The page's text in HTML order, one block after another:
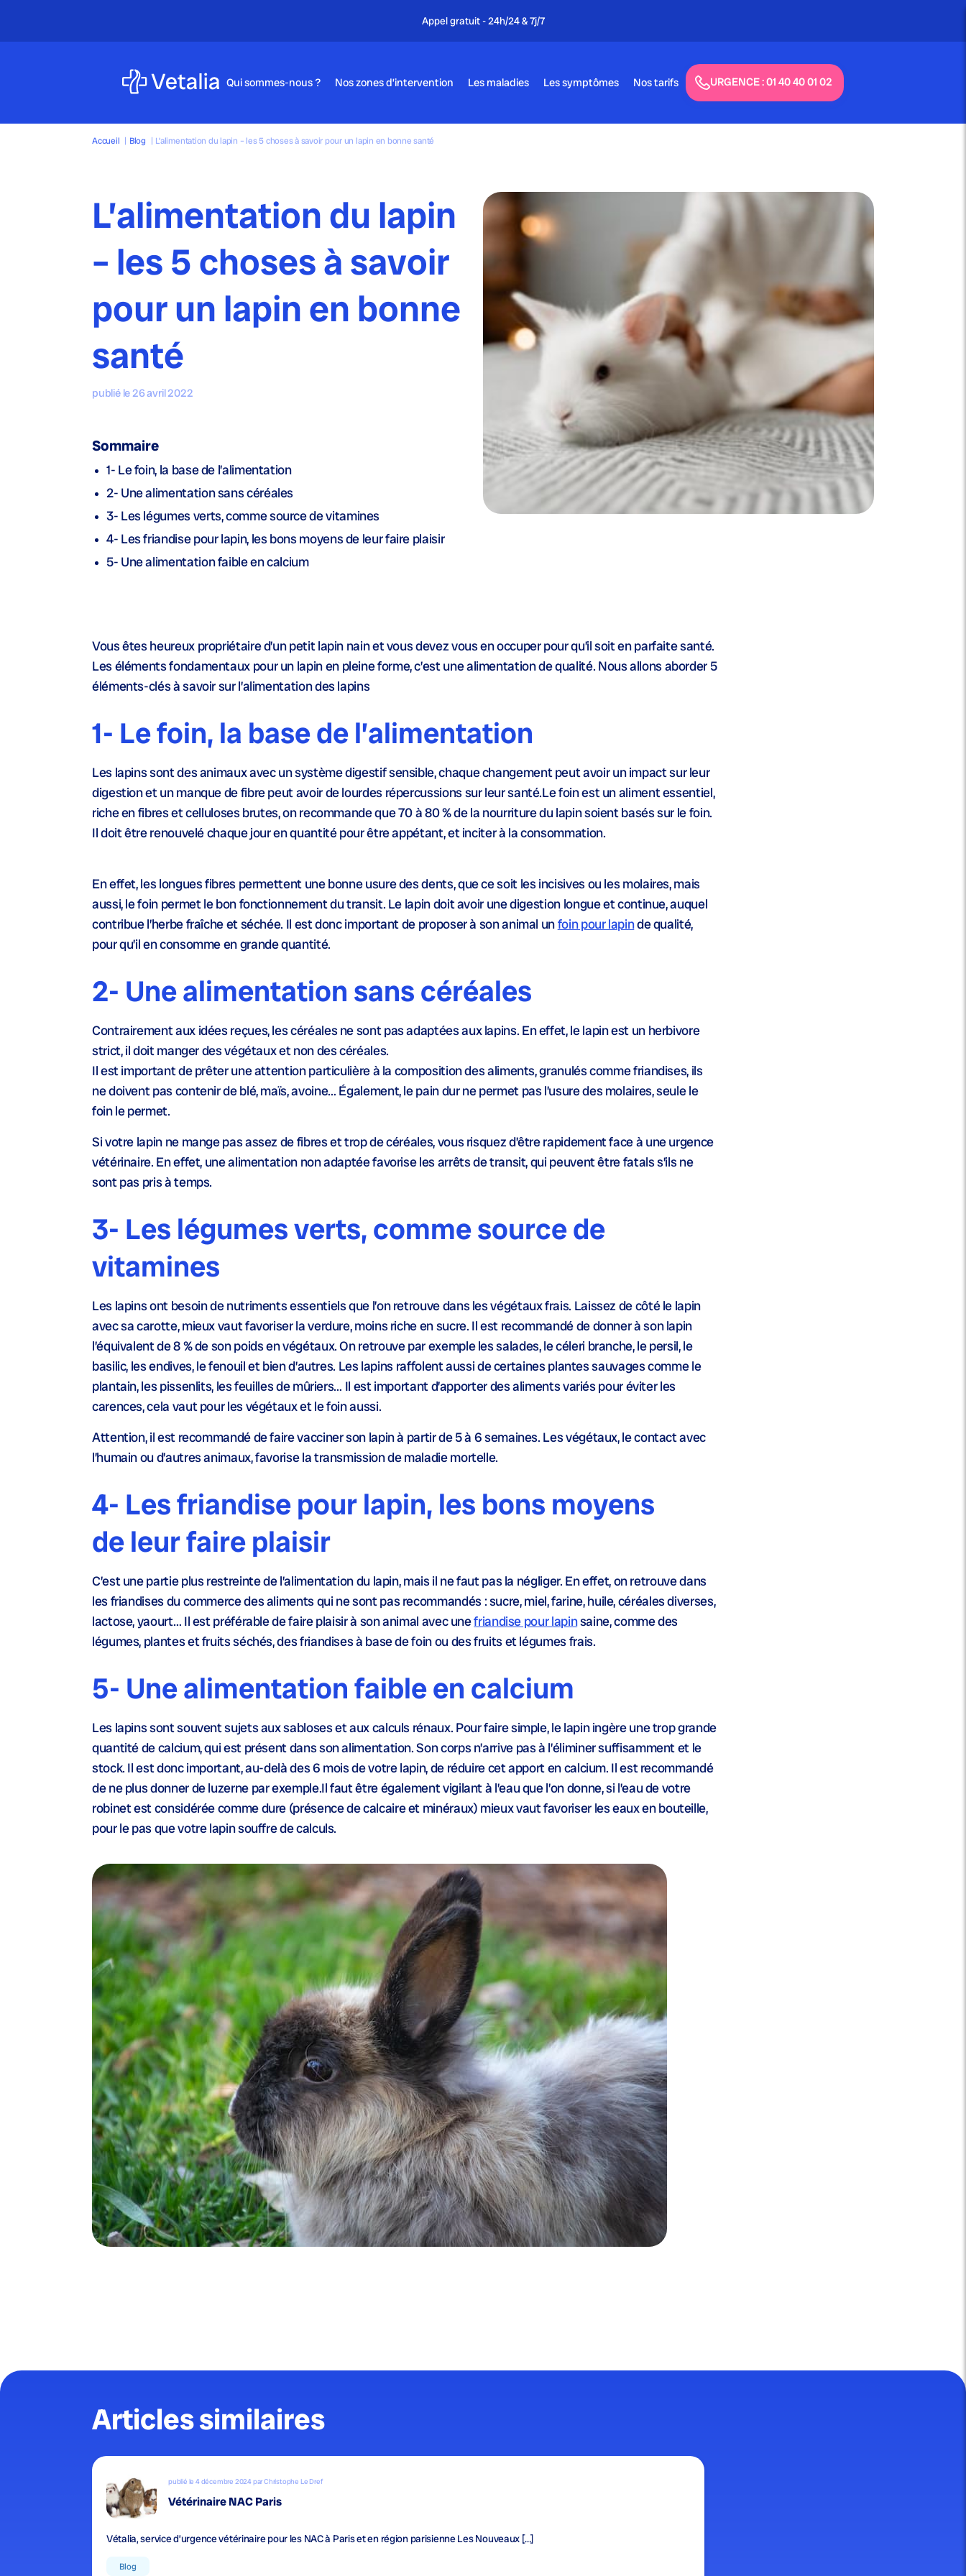
Appel gratuit - 24h/24 & 7j/7
Qui sommes-nous ? Nos zones d’intervention Les maladies Les symptômes Nos tarifs URGENCE : 01 40 40 01 02
Accueil | Blog | L’alimentation du lapin – les 5 choses à savoir pour un lapin en bonne santé
L’alimentation du lapin
– les 5 choses à savoir
pour un lapin en bonne
santé
publié le 26 avril 2022
Sommaire
1- Le foin, la base de l’alimentation
2- Une alimentation sans céréales
3- Les légumes verts, comme source de vitamines
4- Les friandise pour lapin, les bons moyens de leur faire plaisir
5- Une alimentation faible en calcium
Vous êtes heureux propriétaire d’un petit lapin nain et vous devez vous en occuper pour qu’il soit en parfaite santé.
Les éléments fondamentaux pour un lapin en pleine forme, c’est une alimentation de qualité. Nous allons aborder 5
éléments-clés à savoir sur l’alimentation des lapins
1- Le foin, la base de l’alimentation
Les lapins sont des animaux avec un système digestif sensible, chaque changement peut avoir un impact sur leur
digestion et un manque de fibre peut avoir de lourdes répercussions sur leur santé.Le foin est un aliment essentiel,
riche en fibres et celluloses brutes, on recommande que 70 à 80 % de la nourriture du lapin soient basés sur le foin.
Il doit être renouvelé chaque jour en quantité pour être appétant, et inciter à la consommation.
En effet, les longues fibres permettent une bonne usure des dents, que ce soit les incisives ou les molaires, mais
aussi, le foin permet le bon fonctionnement du transit. Le lapin doit avoir une digestion longue et continue, auquel
contribue l’herbe fraîche et séchée. Il est donc important de proposer à son animal unfoin pour lapinde qualité,
pour qu’il en consomme en grande quantité.
2- Une alimentation sans céréales
Contrairement aux idées reçues, les céréales ne sont pas adaptées aux lapins. En effet, le lapin est un herbivore
strict, il doit manger des végétaux et non des céréales.
Il est important de prêter une attention particulière à la composition des aliments, granulés comme friandises, ils
ne doivent pas contenir de blé, maïs, avoine… Également, le pain dur ne permet pas l’usure des molaires, seule le
foin le permet.
Si votre lapin ne mange pas assez de fibres et trop de céréales, vous risquez d’être rapidement face à une urgence
vétérinaire. En effet, une alimentation non adaptée favorise les arrêts de transit, qui peuvent être fatals s’ils ne
sont pas pris à temps.
3- Les légumes verts, comme source de
vitamines
Les lapins ont besoin de nutriments essentiels que l’on retrouve dans les végétaux frais. Laissez de côté le lapin
avec sa carotte, mieux vaut favoriser la verdure, moins riche en sucre. Il est recommandé de donner à son lapin
l’équivalent de 8 % de son poids en végétaux. On retrouve par exemple les salades, le céleri branche, le persil, le
basilic, les endives, le fenouil et bien d’autres. Les lapins raffolent aussi de certaines plantes sauvages comme le
plantain, les pissenlits, les feuilles de mûriers… Il est important d’apporter des aliments variés pour éviter les
carences, cela vaut pour les végétaux et le foin aussi.
Attention, il est recommandé de faire vacciner son lapin à partir de 5 à 6 semaines. Les végétaux, le contact avec
l’humain ou d’autres animaux, favorise la transmission de maladie mortelle.
4- Les friandise pour lapin, les bons moyens
de leur faire plaisir
C’est une partie plus restreinte de l’alimentation du lapin, mais il ne faut pas la négliger. En effet, on retrouve dans
les friandises du commerce des aliments qui ne sont pas recommandés : sucre, miel, farine, huile, céréales diverses,
lactose, yaourt… Il est préférable de faire plaisir à son animal avec unefriandise pour lapinsaine, comme des
légumes, plantes et fruits séchés, des friandises à base de foin ou des fruits et légumes frais.
5- Une alimentation faible en calcium
Les lapins sont souvent sujets aux sabloses et aux calculs rénaux. Pour faire simple, le lapin ingère une trop grande
quantité de calcium, qui est présent dans son alimentation. Son corps n’arrive pas à l’éliminer suffisamment et le
stock. Il est donc important, au-delà des 6 mois de votre lapin, de réduire cet apport en calcium. Il est recommandé
de ne plus donner de luzerne par exemple.Il faut être également vigilant à l’eau que l’on donne, si l’eau de votre
robinet est considérée comme dure (présence de calcaire et minéraux) mieux vaut favoriser les eaux en bouteille,
pour le pas que votre lapin souffre de calculs.
Articles similaires
publié le 4 décembre 2024 par Christophe Le Dref
Vétérinaire NAC Paris
Vétalia, service d’urgence vétérinaire pour les NAC à Paris et en région parisienne Les Nouveaux […]
Blog